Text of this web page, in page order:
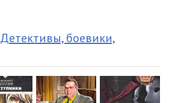
Детективы, боевики,